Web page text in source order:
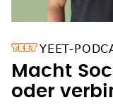
YEET-
Macht
oder